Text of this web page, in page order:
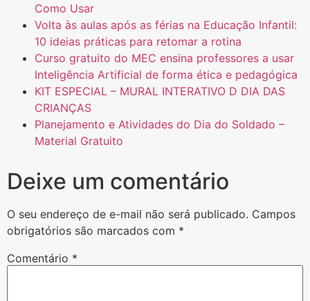
Como Usar
Volta às aulas após as férias na Educação Infantil:
10 ideias práticas para retomar a rotina
Curso gratuito do MEC ensina professores a usar
Inteligência Artificial de forma ética e pedagógica
KIT ESPECIAL – MURAL INTERATIVO D DIA DAS
CRIANÇAS
Planejamento e Atividades do Dia do Soldado –
Material Gratuito
Deixe um comentário
O seu endereço de e-mail não será publicado. Campos
obrigatórios são marcados com *
Comentário *